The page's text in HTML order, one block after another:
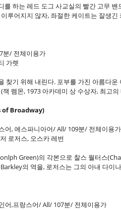
하는 레드 도그 사교실의 빨간 고무
루어지지 않자, 좌절한 케이트는 잘생
분/ 전체이용가
가렛
찾기 위해 내린다. 포부를 가진 아름다운
렘몬, 1973 아카데미 상 수상자, 최고
of Broadway)
어, 에스파니아어/ All/ 109분/ 전체이용가
로저스, 오스카 레번
Green)의 각본으로 찰스 월터스
의 역을, 로저스는 그의 아내 다이
어,프랑스어/ All/ 107분/ 전체이용가